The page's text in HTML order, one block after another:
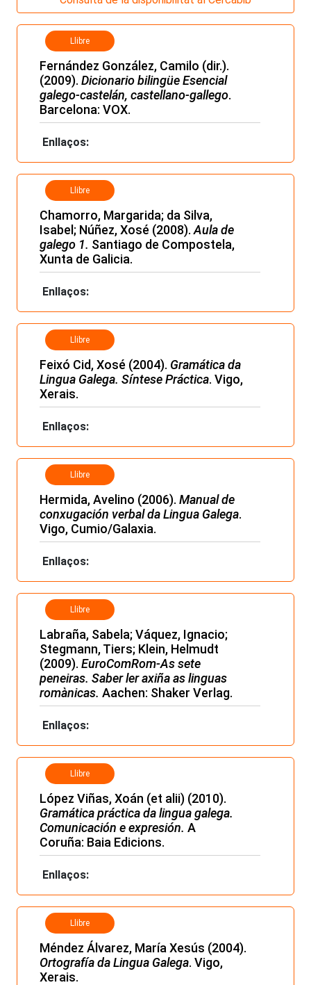
Llibre
Fernández González, Camilo (dir.).
(2009). Dicionario bilingüe Esencial
galego-castelán, castellano-gallego.
Barcelona: VOX.
Enllaços:
Llibre
Chamorro, Margarida; da Silva,
Isabel; Núñez, Xosé (2008). Aula de
galego 1. Santiago de Compostela,
Xunta de Galicia.
Enllaços:
Llibre
Feixó Cid, Xosé (2004). Gramática da
Lingua Galega. Síntese Práctica. Vigo,
Xerais.
Enllaços:
Llibre
Hermida, Avelino (2006). Manual de
conxugación verbal da Lingua Galega.
Vigo, Cumio/Galaxia.
Enllaços:
Llibre
Labraña, Sabela; Váquez, Ignacio;
Stegmann, Tiers; Klein, Helmudt
(2009). EuroComRom-As sete
peneiras. Saber ler axiña as linguas
romànicas. Aachen: Shaker Verlag.
Enllaços:
Llibre
López Viñas, Xoán (et alii) (2010).
Gramática práctica da lingua galega.
Comunicación e expresión. A
Coruña: Baia Edicions.
Enllaços:
Llibre
Méndez Álvarez, María Xesús (2004).
Ortografía da Lingua Galega. Vigo,
Xerais.